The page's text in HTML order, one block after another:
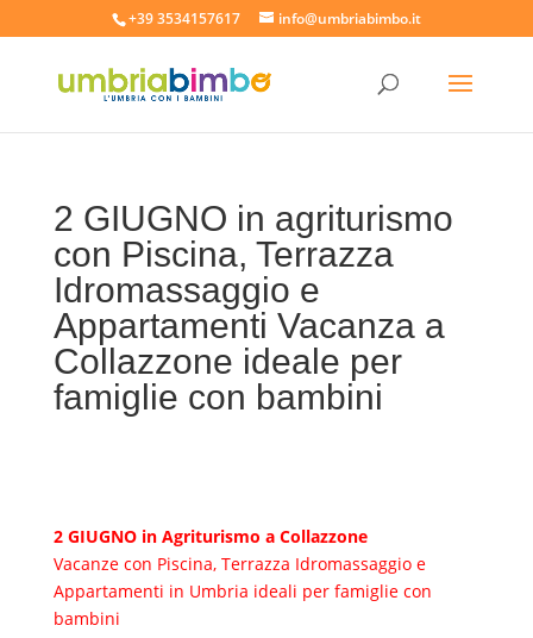
+39 3534157617 info@umbriabimbo.it
2 GIUGNO in agriturismo
con Piscina, Terrazza
Idromassaggio e
Appartamenti Vacanza a
Collazzone ideale per
famiglie con bambini
2 GIUGNO in Agriturismo a Collazzone
Vacanze con Piscina, Terrazza Idromassaggio e
Appartamenti in Umbria ideali per famiglie con
bambini